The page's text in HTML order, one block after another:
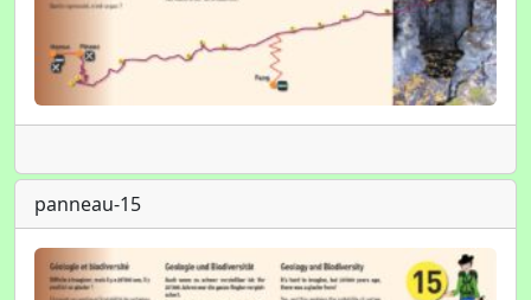
panneau-15